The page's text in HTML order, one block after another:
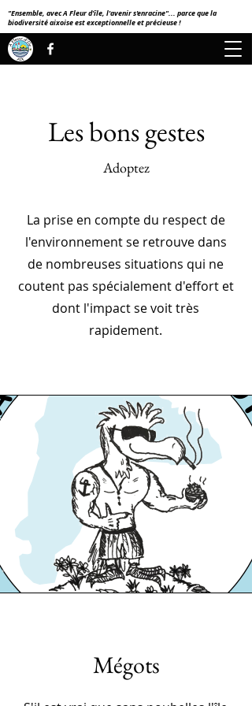
"Ensemble, avec A Fleur d'île, l'avenir s'enracine"... parce que la
biodiversité aixoise est exceptionnelle et précieuse !
Les bons gestes
Adoptez
La prise en compte du respect de
l'environnement se retrouve dans
de nombreuses situations qui ne
coutent pas spécialement d'effort et
dont l'impact se voit très
rapidement.
Mégots